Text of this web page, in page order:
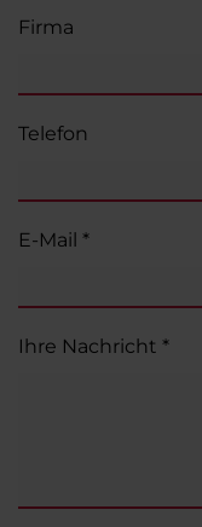
Firma
Telefon
E-Mail *
Ihre Nachricht *